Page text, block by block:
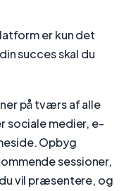
er kun det
succes skal du
på tværs af alle
sociale medier, e-
Opbyg
sessioner,
vil præsentere, og